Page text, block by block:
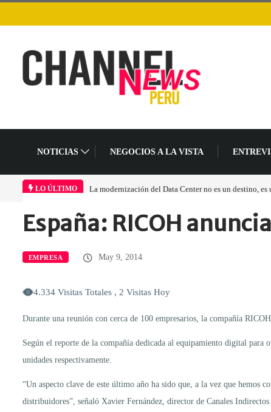
NOTICIAS NEGOCIOS A LA VISTA
LO ÚLTIMO La modernización del Data Center no es un destino,
Home Empresa España: RICOH anuncia…
España: RICOH
EMPRESA May 9, 2014
4.334 Visitas Totales , 2 Visitas Hoy
Durante una reunión con cerca de 100 empresarios, la compañía
Según el reporte de la compañía dedicada al equipamiento digital
unidades respectivamente.
“Un aspecto clave de este último año ha sido que, a la vez que hemos
distribuidores”, señaló Xavier Fernández, director de Canales